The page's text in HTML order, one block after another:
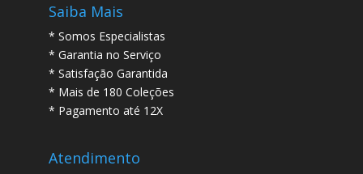
Saiba Mais
* Somos Especialistas
* Garantia no Serviço
* Satisfação Garantida
* Mais de 180 Coleções
* Pagamento até 12X
Atendimento